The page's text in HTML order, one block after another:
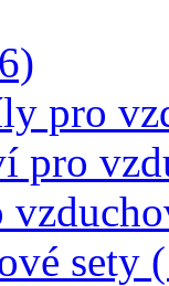
pro
pro
sety